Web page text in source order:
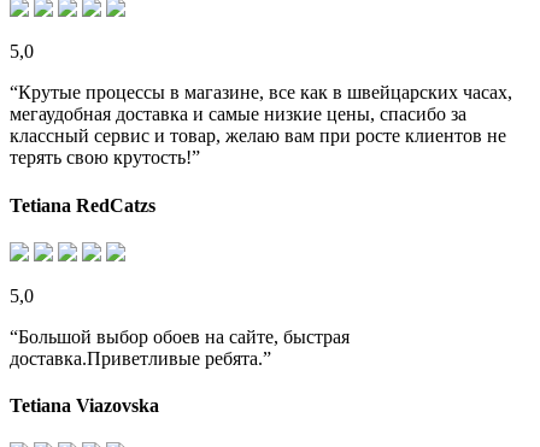
5,0
“Крутые процессы в магазине, все как в швейцарских часах,
мегаудобная доставка и самые низкие цены, спасибо за
классный сервис и товар, желаю вам при росте клиентов не
терять свою крутость!”
Tetiana RedCatzs
5,0
“Большой выбор обоев на сайте, быстрая
доставка.Приветливые ребята.”
Tetiana Viazovska